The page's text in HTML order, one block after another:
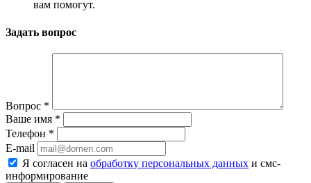
вам помогут.
Задать вопрос
Вопрос *
Ваше имя *
Телефон *
E-mail
Я согласен на обработку персональных данных и смс-
информирование